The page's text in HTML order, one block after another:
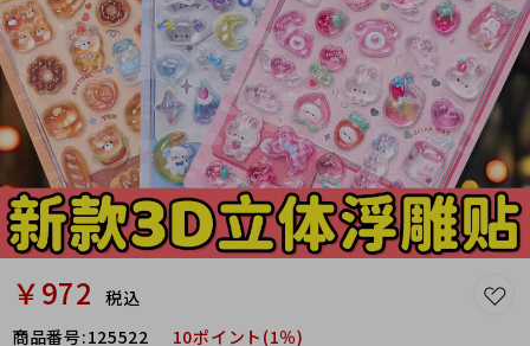
￥972
税込
商品番号:125522 10ポイント(1％)